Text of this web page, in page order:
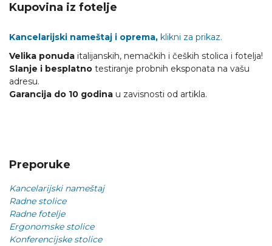
Kupovina iz fotelje
Kancelarijski nameštaj i oprema, klikni za prikaz.
Velika ponuda italijanskih, nemačkih i čeških stolica i fotelja!
Slanje i besplatno testiranje probnih eksponata na vašu
adresu.
Garancija do 10 godina u zavisnosti od artikla.
Preporuke
Kancelarijski nameštaj
Radne stolice
Radne fotelje
Ergonomske stolice
Konferencijske stolice